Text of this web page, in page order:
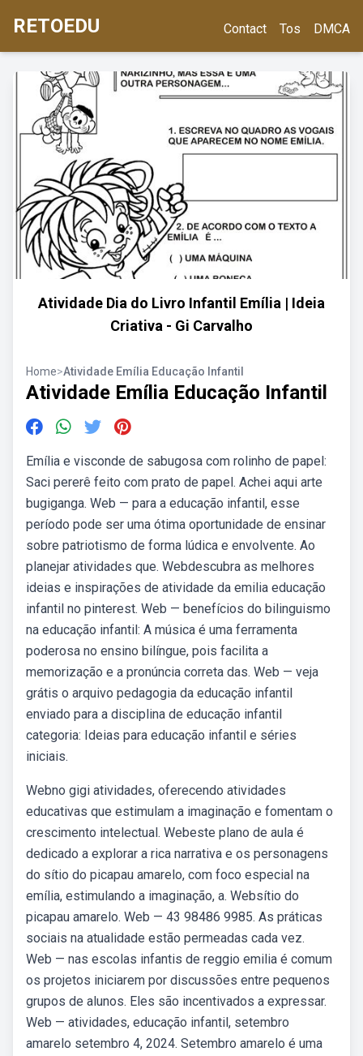
RETOEDU Contact Tos DMCA
Atividade Dia do Livro Infantil Emília | Ideia
Criativa - Gi Carvalho
Home>Atividade Emília Educação Infantil
Atividade Emília Educação Infantil
Emília e visconde de sabugosa com rolinho de papel:
Saci pererê feito com prato de papel. Achei aqui arte
bugiganga. Web — para a educação infantil, esse
período pode ser uma ótima oportunidade de ensinar
sobre patriotismo de forma lúdica e envolvente. Ao
planejar atividades que. Webdescubra as melhores
ideias e inspirações de atividade da emilia educação
infantil no pinterest. Web — benefícios do bilinguismo
na educação infantil: A música é uma ferramenta
poderosa no ensino bilíngue, pois facilita a
memorização e a pronúncia correta das. Web — veja
grátis o arquivo pedagogia da educação infantil
enviado para a disciplina de educação infantil
categoria: Ideias para educação infantil e séries
iniciais.
Webno gigi atividades, oferecendo atividades
educativas que estimulam a imaginação e fomentam o
crescimento intelectual. Webeste plano de aula é
dedicado a explorar a rica narrativa e os personagens
do sítio do picapau amarelo, com foco especial na
emília, estimulando a imaginação, a. Websítio do
picapau amarelo. Web — 43 98486 9985. As práticas
sociais na atualidade estão permeadas cada vez.
Web — nas escolas infantis de reggio emilia é comum
os projetos iniciarem por discussões entre pequenos
grupos de alunos. Eles são incentivados a expressar.
Web — atividades, educação infantil, setembro
amarelo setembro 4, 2024. Setembro amarelo é uma